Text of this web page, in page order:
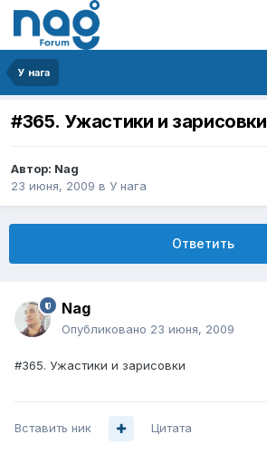
У нага
#365. Ужастики и зарисовки
Автор: Nag
23 июня, 2009 в У нага
Ответить
Nag
Опубликовано 23 июня, 2009
#365. Ужастики и зарисовки
Вставить ник Цитата